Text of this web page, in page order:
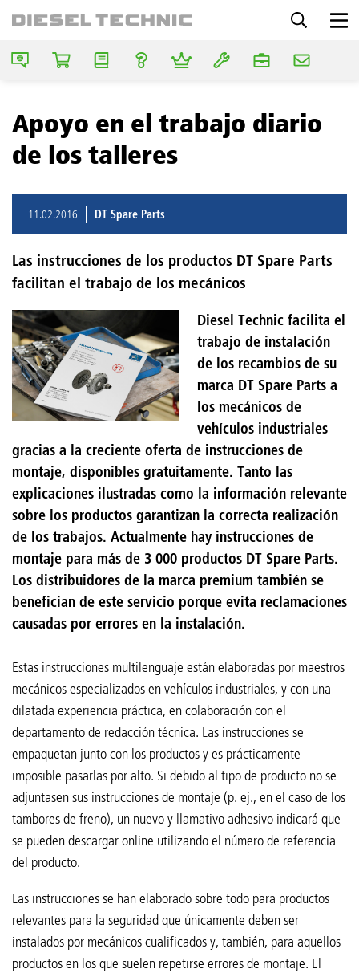
Apoyo en el trabajo diario
de los talleres
11.02.2016 DT Spare Parts
Las instrucciones de los productos DT Spare Parts
facilitan el trabajo de los mecánicos
Diesel Technic facilita el
trabajo de instalación
de los recambios de su
marca DT Spare Parts a
los mecánicos de
vehículos industriales
gracias a la creciente oferta de instrucciones de
montaje, disponibles gratuitamente. Tanto las
explicaciones ilustradas como la información relevante
sobre los productos garantizan la correcta realización
de los trabajos. Actualmente hay instrucciones de
montaje para más de 3 000 productos DT Spare Parts.
Los distribuidores de la marca premium también se
benefician de este servicio porque evita reclamaciones
causadas por errores en la instalación.
Estas instrucciones multilenguaje están elaboradas por maestros
mecánicos especializados en vehículos industriales, y con una
dilatada experiencia práctica, en colaboración con el
departamento de redacción técnica. Las instrucciones se
empaquetan junto con los productos y es prácticamente
imposible pasarlas por alto. Si debido al tipo de producto no se
adjuntasen sus instrucciones de montaje (p. ej., en el caso de los
tambores de freno), un nuevo y llamativo adhesivo indicará que
se pueden descargar online utilizando el número de referencia
del producto.
Las instrucciones se han elaborado sobre todo para productos
relevantes para la seguridad que únicamente deben ser
instalados por mecánicos cualificados y, también, para aquellos
productos en los que suelen repetirse errores de montaje. El